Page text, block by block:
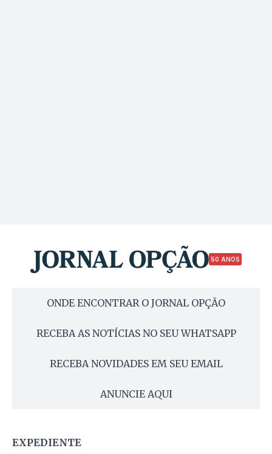
50 ANOS
ONDE ENCONTRAR O JORNAL OPÇÃO
RECEBA AS NOTÍCIAS NO SEU WHATSAPP
RECEBA NOVIDADES EM SEU EMAIL
ANUNCIE AQUI
EXPEDIENTE